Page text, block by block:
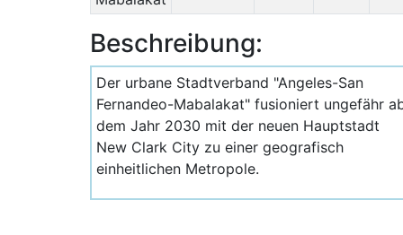
Beschreibung:
Der urbane Stadtverband "Angeles-San
Fernandeo-Mabalakat" fusioniert ungefähr
dem Jahr 2030 mit der neuen Hauptstadt
New Clark City zu einer geografisch
einheitlichen Metropole.